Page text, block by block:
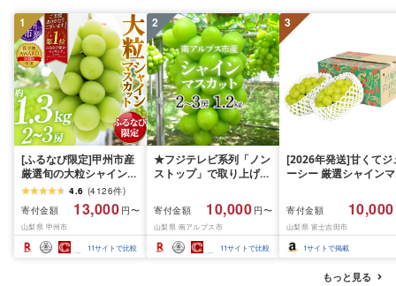
1
[ふるなび限定]甲州市産
厳選旬の大粒シャインマ
スカット 約1.3kg 2〜3
房[2026年発送]
(MG)B12-472 FN-
Limited-VO シャインマ
スカット フルーツ
4.6 (4126件)
寄付金額
13,000 円〜
山梨県 甲州市
11サイトで比較
2
★フジテレビ系列「ノン
ストップ」で取り上げら
先行予約]南アルプス市
産シャインマスカット
1.2kg以上(2〜3房)ふる
さと納税 おすすめ 山梨
県 南アルプス市 送料無
寄付金額 10,000 円〜
山梨県 南アルプス市
11サイトで比較
3
[2026年発送]甘くてジ
ーシー 厳選シャインマ
月前半(1〜15日)から
月下旬までの発送) フ
ーツ ぶどう 果物 山梨
産 2026 旬 大粒 高級
寄付金額 10,000
山梨県 富士吉田市
1サイトで掲載
もっと見る